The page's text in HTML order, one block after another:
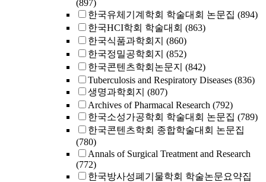
(897)
한국유체기계학회 학술대회 논문집 (894)
한국HCI학회 학술대회 (863)
한국식품과학회지 (860)
한국정밀공학회지 (852)
한국콘텐츠학회논문지 (842)
Tuberculosis and Respiratory Diseases (836)
생명과학회지 (807)
Archives of Pharmacal Research (792)
한국소성가공학회 학술대회 논문집 (789)
한국콘텐츠학회 종합학술대회 논문집
(780)
Annals of Surgical Treatment and Research
(772)
한국방사성폐기물학회 학술논문요약집